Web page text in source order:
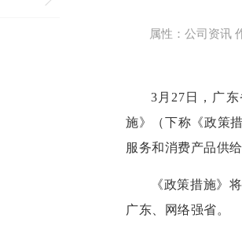
属性：公司资讯
3月27日，广
施》（下称《政策
服务和消费产品供
《政策措施》
广东、网络强省。